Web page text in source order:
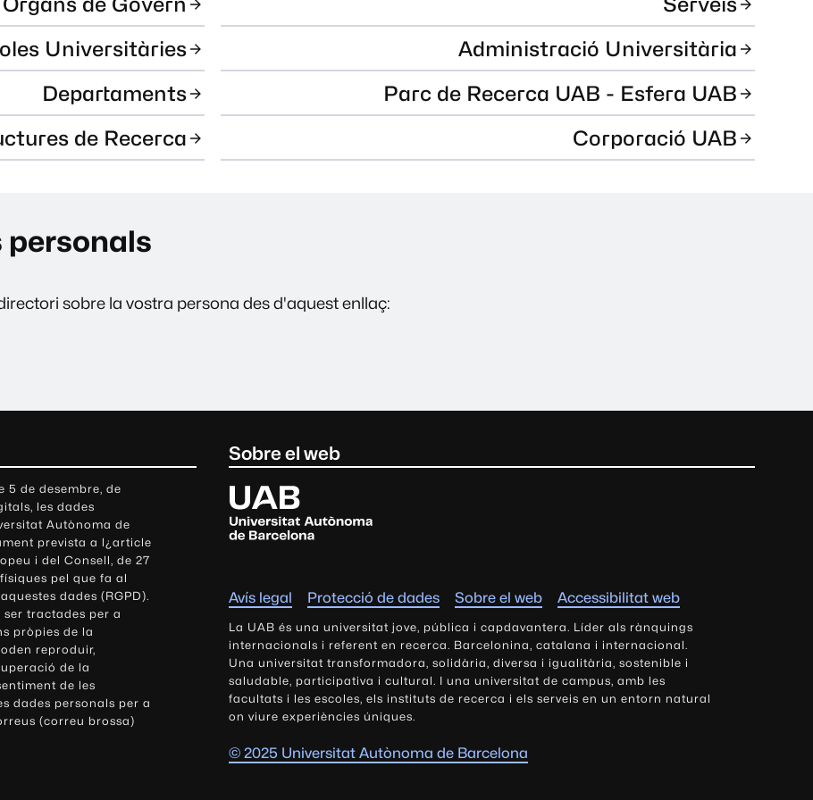
Universitàries
Departaments
de Recerca
Administració Universitària
Parc de Recerca UAB - Esfera UAB
Corporació UAB
personals
sobre la vostra persona des d'aquest enllaç:
5 de desembre, de
les dades
Autònoma de
prevista a l¿article
i del Consell, de 27
pel que fa al
dades (RGPD).
tractades per a
pròpies de la
reproduir,
de la
de les
dades personals per a
(correu brossa)
Sobre el web
U
n
i
s
i
t
a
t
A
u
t
ò
Avís legal Protecció de dades Sobre el web Accessibilitat web
La UAB és una universitat jove, pública i capdavantera. Líder als rànquings
internacionals i referent en recerca. Barcelonina, catalana i internacional.
Una universitat transformadora, solidària, diversa i igualitària, sostenible i
saludable, participativa i cultural. I una universitat de campus, amb les
facultats i les escoles, els instituts de recerca i els serveis en un entorn natural
on viure experiències úniques.
© 2025 Universitat Autònoma de Barcelona